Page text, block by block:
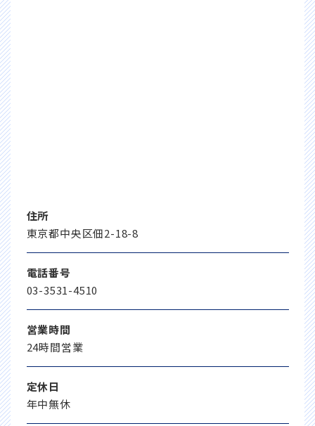
住所
東京都中央区佃2-18-8
電話番号
03-3531-4510
営業時間
24時間営業
定休日
年中無休